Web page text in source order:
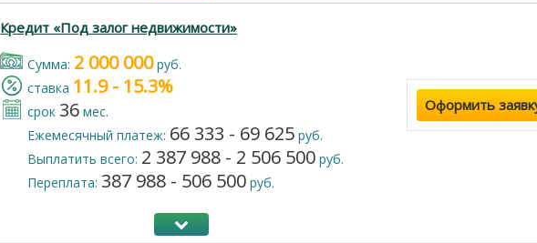
Кредит «Под залог недвижимости»
Cумма: 2 000 000руб.
cтавка 11.9 - 15.3%
срок 36 мес.
Ежемесячный платеж: 66 333 - 69 625 руб.
Выплатить всего: 2 387 988 - 2 506 500 руб.
Переплата: 387 988 - 506 500 руб.
Оформить